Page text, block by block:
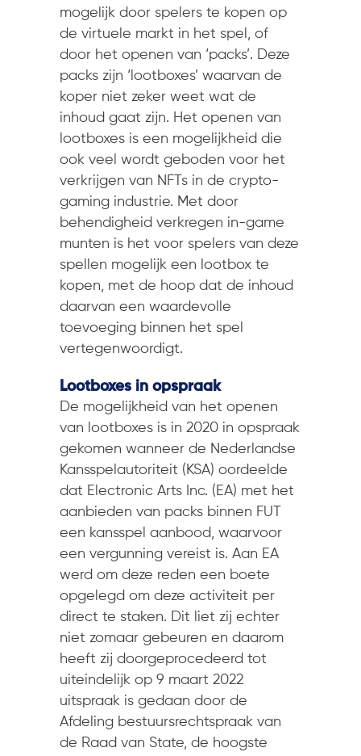
mogelijk door spelers te kopen op
de virtuele markt in het spel, of
door het openen van ‘packs’. Deze
packs zijn ‘lootboxes’ waarvan de
koper niet zeker weet wat de
inhoud gaat zijn. Het openen van
lootboxes is een mogelijkheid die
ook veel wordt geboden voor het
verkrijgen van NFTs in de crypto-
gaming industrie. Met door
behendigheid verkregen in-game
munten is het voor spelers van deze
spellen mogelijk een lootbox te
kopen, met de hoop dat de inhoud
daarvan een waardevolle
toevoeging binnen het spel
vertegenwoordigt.
Lootboxes in opspraak
De mogelijkheid van het openen
van lootboxes is in 2020 in opspraak
gekomen wanneer de Nederlandse
Kansspelautoriteit (KSA) oordeelde
dat Electronic Arts Inc. (EA) met het
aanbieden van packs binnen FUT
een kansspel aanbood, waarvoor
een vergunning vereist is. Aan EA
werd om deze reden een boete
opgelegd om deze activiteit per
direct te staken. Dit liet zij echter
niet zomaar gebeuren en daarom
heeft zij doorgeprocedeerd tot
uiteindelijk op 9 maart 2022
uitspraak is gedaan door de
Afdeling bestuursrechtspraak van
de Raad van State, de hoogste